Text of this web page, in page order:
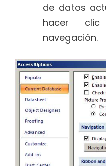
de datos
hacer
navegación.